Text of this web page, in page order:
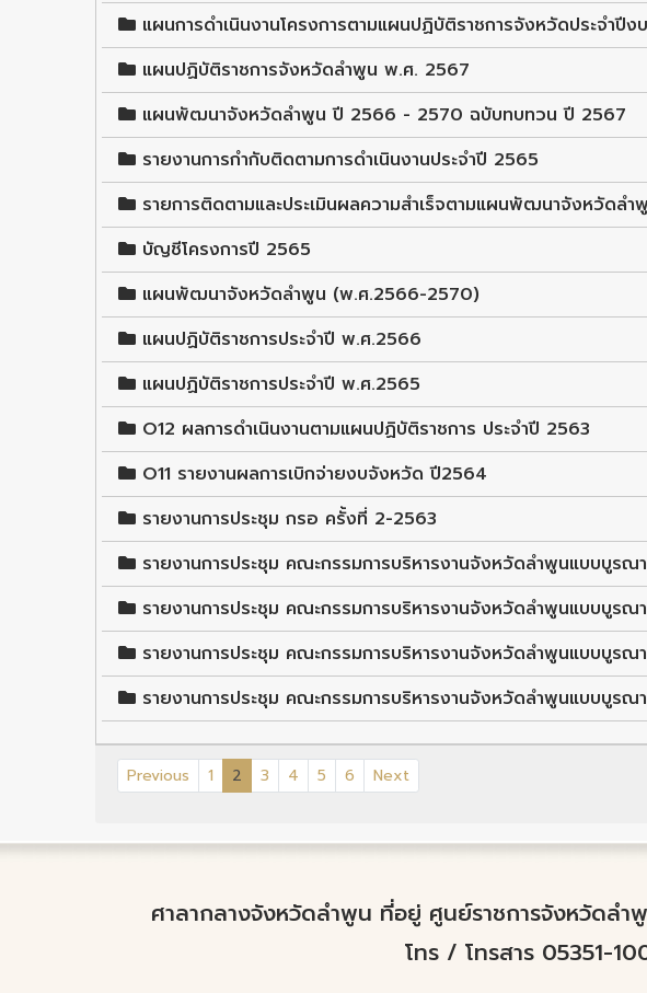
แผนการดำเนินงานโครงการตามแผนปฏิบัติราชการจังหวัดประจำปี
แผนปฏิบัติราชการจังหวัดลำพูน พ.ศ. 2567
แผนพัฒนาจังหวัดลำพูน ปี 2566 - 2570 ฉบับทบทวน ปี 2567
รายงานการกำกับติดตามการดำเนินงานประจำปี 2565
รายการติดตามและประเมินผลความสำเร็จตามแผนพัฒนาจังหวัดล
บัญชีโครงการปี 2565
แผนพัฒนาจังหวัดลำพูน (พ.ศ.2566-2570)
แผนปฏิบัติราชการประจำปี พ.ศ.2566
แผนปฏิบัติราชการประจำปี พ.ศ.2565
O12 ผลการดำเนินงานตามแผนปฏิบัติราชการ ประจำปี 2563
O11 รายงานผลการเบิกจ่ายงบจังหวัด ปี2564
รายงานการประชุม กรอ ครั้งที่ 2-2563
รายงานการประชุม คณะกรรมการบริหารงานจังหวัดลำพูนแบบบู
รายงานการประชุม คณะกรรมการบริหารงานจังหวัดลำพูนแบบบู
รายงานการประชุม คณะกรรมการบริหารงานจังหวัดลำพูนแบบบู
รายงานการประชุม คณะกรรมการบริหารงานจังหวัดลำพูนแบบบู
Previous 1 2 (current)
3 4 5 6 Next
ศาลากลางจังหวัดลำพูน ที่อยู่ ศูนย์ราชการจังหวัดลำ
โทร / โทรสาร 05351-